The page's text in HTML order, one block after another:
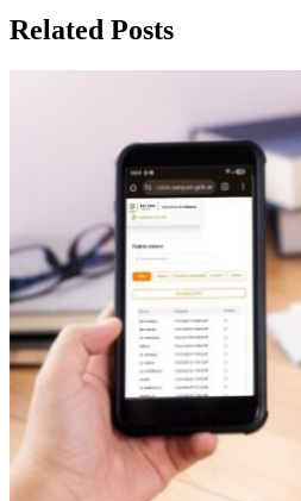
Related Posts